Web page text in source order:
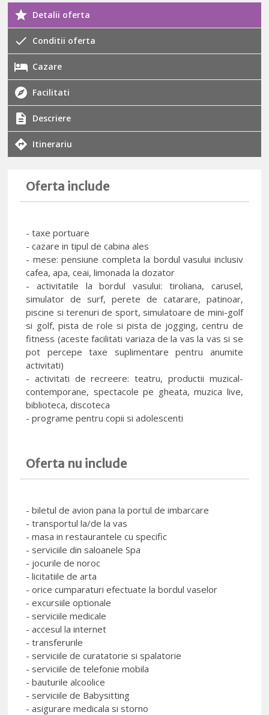
Detalii oferta
Conditii oferta
Cazare
Facilitati
Descriere
Itinerariu
Oferta include
- taxe portuare
- cazare in tipul de cabina ales
- mese: pensiune completa la bordul vasului inclusiv
cafea, apa, ceai, limonada la dozator
- activitatile la bordul vasului: tiroliana, carusel,
simulator de surf, perete de catarare, patinoar,
piscine si terenuri de sport, simulatoare de mini-golf
si golf, pista de role si pista de jogging, centru de
fitness (aceste facilitati variaza de la vas la vas si se
pot percepe taxe suplimentare pentru anumite
activitati)
- activitati de recreere: teatru, productii muzical-
contemporane, spectacole pe gheata, muzica live,
biblioteca, discoteca
- programe pentru copii si adolescenti
Oferta nu include
- biletul de avion pana la portul de imbarcare
- transportul la/de la vas
- masa in restaurantele cu specific
- serviciile din saloanele Spa
- jocurile de noroc
- licitatiile de arta
- orice cumparaturi efectuate la bordul vaselor
- excursiile optionale
- serviciile medicale
- accesul la internet
- transferurile
- serviciile de curatatorie si spalatorie
- serviciile de telefonie mobila
- bauturile alcoolice
- serviciile de Babysitting
- asigurare medicala si storno